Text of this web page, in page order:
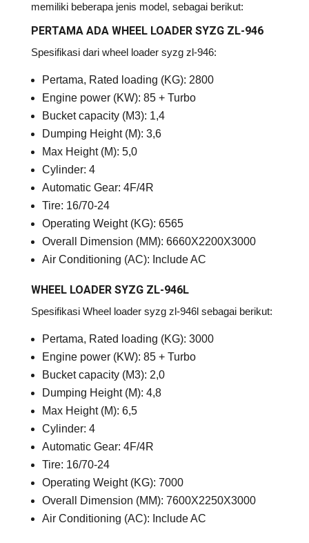
memiliki beberapa jenis model, sebagai berikut:
PERTAMA ADA WHEEL LOADER SYZG ZL-946
Spesifikasi dari wheel loader syzg zl-946:
Pertama, Rated loading (KG): 2800
Engine power (KW): 85 + Turbo
Bucket capacity (M3): 1,4
Dumping Height (M): 3,6
Max Height (M): 5,0
Cylinder: 4
Automatic Gear: 4F/4R
Tire: 16/70-24
Operating Weight (KG): 6565
Overall Dimension (MM): 6660X2200X3000
Air Conditioning (AC): Include AC
WHEEL LOADER SYZG ZL-946L
Spesifikasi Wheel loader syzg zl-946l sebagai berikut:
Pertama, Rated loading (KG): 3000
Engine power (KW): 85 + Turbo
Bucket capacity (M3): 2,0
Dumping Height (M): 4,8
Max Height (M): 6,5
Cylinder: 4
Automatic Gear: 4F/4R
Tire: 16/70-24
Operating Weight (KG): 7000
Overall Dimension (MM): 7600X2250X3000
Air Conditioning (AC): Include AC